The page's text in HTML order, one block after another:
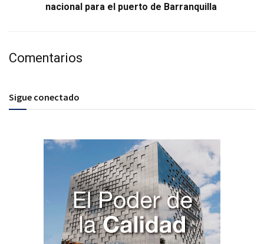
nacional para el puerto de Barranquilla
Comentarios
Sigue conectado